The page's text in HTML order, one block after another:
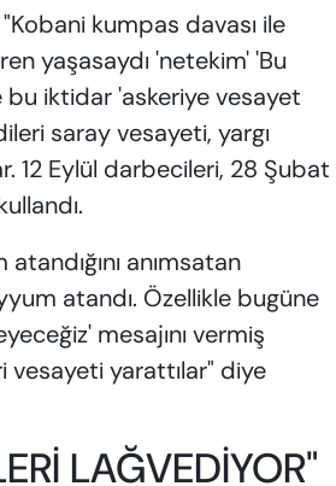
kumpas davası ile
yaşasaydı 'netekim' 'Bu
iktidar 'askeriye vesayet
saray vesayeti, yargı
12 Eylül darbecileri, 28 Şubat
anımsatan
atandı. Özellikle bugüne
mesajını vermiş
vesayeti yarattılar" diye
LAĞVEDİYOR"